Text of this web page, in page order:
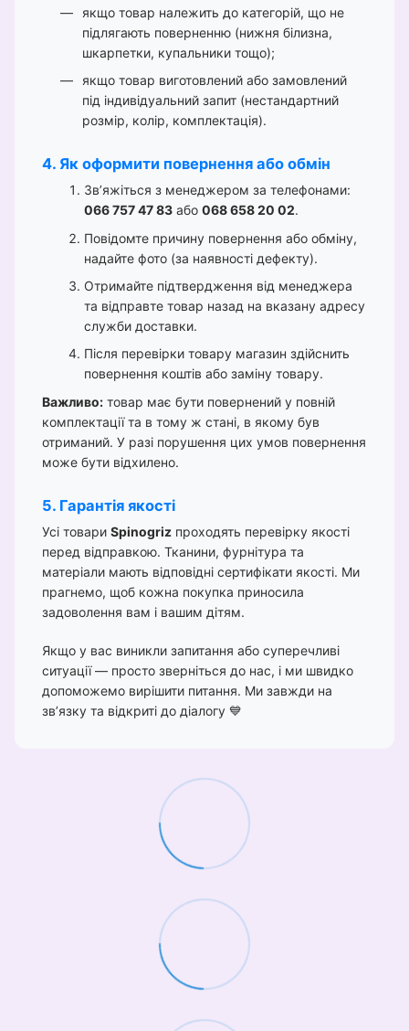
якщо товар належить до категорій, що не
підлягають поверненню (нижня білизна,
шкарпетки, купальники тощо);
якщо товар виготовлений або замовлений
під індивідуальний запит (нестандартний
розмір, колір, комплектація).
4. Як оформити повернення або обмін
Зв’яжіться з менеджером за телефонами:
066 757 47 83 або 068 658 20 02.
Повідомте причину повернення або обміну,
надайте фото (за наявності дефекту).
Отримайте підтвердження від менеджера
та відправте товар назад на вказану адресу
служби доставки.
Після перевірки товару магазин здійснить
повернення коштів або заміну товару.
Важливо: товар має бути повернений у повній
комплектації та в тому ж стані, в якому був
отриманий. У разі порушення цих умов повернення
може бути відхилено.
5. Гарантія якості
Усі товари Spinogriz проходять перевірку якості
перед відправкою. Тканини, фурнітура та
матеріали мають відповідні сертифікати якості. Ми
прагнемо, щоб кожна покупка приносила
задоволення вам і вашим дітям.
Якщо у вас виникли запитання або суперечливі
ситуації — просто зверніться до нас, і ми швидко
допоможемо вирішити питання. Ми завжди на
зв’язку та відкриті до діалогу 💙